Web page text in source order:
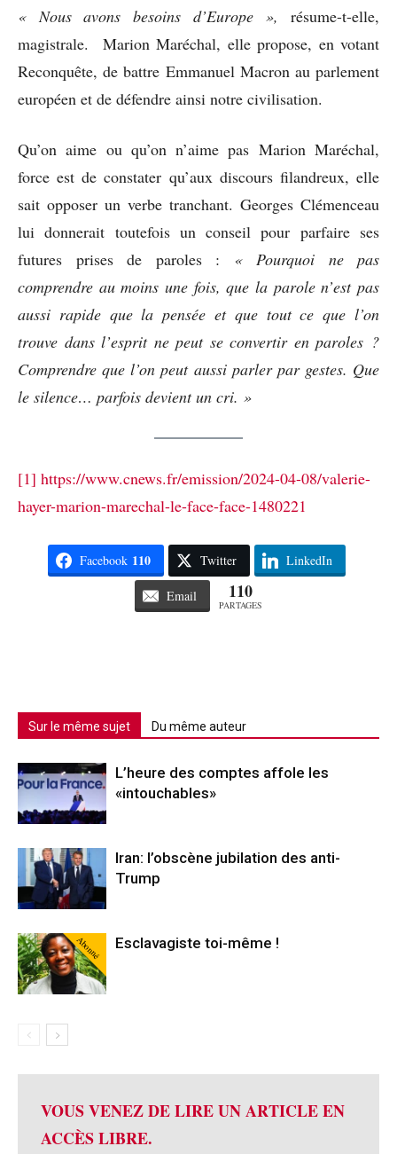
« Nous avons besoins d’Europe », résume-t-elle,
magistrale. Marion Maréchal, elle propose, en votant
Reconquête, de battre Emmanuel Macron au parlement
européen et de défendre ainsi notre civilisation.
Qu’on aime ou qu’on n’aime pas Marion Maréchal,
force est de constater qu’aux discours filandreux, elle
sait opposer un verbe tranchant. Georges Clémenceau
lui donnerait toutefois un conseil pour parfaire ses
futures prises de paroles : « Pourquoi ne pas
comprendre au moins une fois, que la parole n’est pas
aussi rapide que la pensée et que tout ce que l’on
trouve dans l’esprit ne peut se convertir en paroles ?
Comprendre que l’on peut aussi parler par gestes. Que
le silence… parfois devient un cri. »
[1] https://www.cnews.fr/emission/2024-04-08/valerie-
hayer-marion-marechal-le-face-face-1480221
Facebook 110 Twitter LinkedIn
Email 110
PARTAGES
Sur le même sujet Du même auteur
L’heure des comptes affole les
«intouchables»
Iran: l’obscène jubilation des anti-
Trump
Abonné Esclavagiste toi-même !
VOUS VENEZ DE LIRE UN ARTICLE EN
ACCÈS LIBRE.